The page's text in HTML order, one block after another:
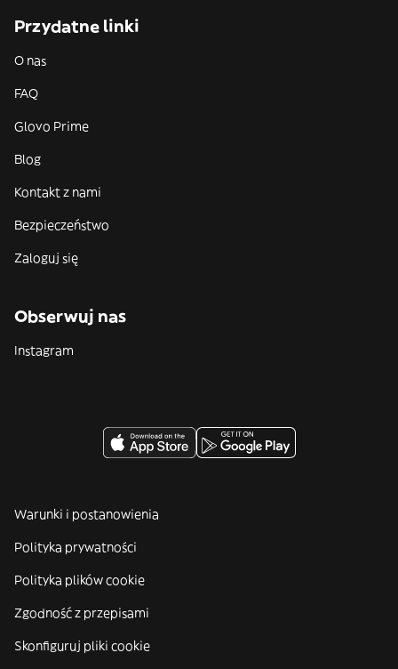
Przydatne linki
O nas
FAQ
Glovo Prime
Blog
Kontakt z nami
Bezpieczeństwo
Zaloguj się
Obserwuj nas
Instagram
Warunki i postanowienia
Polityka prywatności
Polityka plików cookie
Zgodność z przepisami
Skonfiguruj pliki cookie